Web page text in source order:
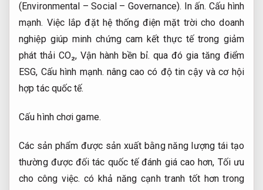
(Environmental – Social – Governance). In ấn. Cấu hình
mạnh. Việc lắp đặt hệ thống điện mặt trời cho doanh
nghiệp giúp minh chứng cam kết thực tế trong giảm
phát thải CO₂,Vận hành bền bỉ. qua đó gia tăng điểm
ESG, Cấu hình mạnh. nâng cao có độ tin cậy và cơ hội
hợp tác quốc tế.
Cấu hình chơi game.
Các sản phẩm được sản xuất bằng năng lượng tái tạo
thường được đối tác quốc tế đánh giá cao hơn, Tối ưu
cho công việc. có khả năng cạnh tranh tốt hơn trong